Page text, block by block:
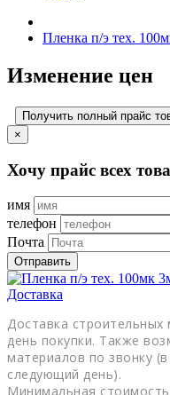
Пленка п/э тех.
Изменение цен
Получить полный прайс
×
Хочу прайс всех
имя
телефон
Почта
Отправить
Доставка
Доставка
день покупки. Также
материалов по звонку
следующий день).
Минимальная